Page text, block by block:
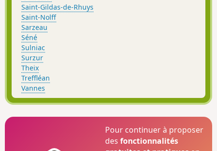
Saint-Gildas-de-Rhuys
Saint-Nolff
Sarzeau
Séné
Sulniac
Surzur
Theix
Treffléan
Vannes
Pour continuer à proposer
desfonctionnalités